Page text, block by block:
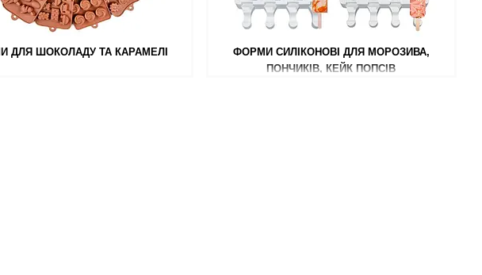
ДЛЯ ШОКОЛАДУ ТА КАРАМЕЛІ
ФОРМИ СИЛІКОНОВІ ДЛЯ МОРОЗИВА,
ПОНЧИКІВ, КЕЙК ПОПСІВ